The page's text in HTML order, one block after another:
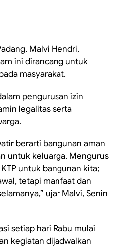
Malvi Hendri,
ini dirancang untuk
masyarakat.
pengurusan izin
legalitas serta
berarti bangunan aman
untuk keluarga. Mengurus
untuk bangunan kita;
tetapi manfaat dan
ujar Malvi, Senin
setiap hari Rabu mulai
kegiatan dijadwalkan